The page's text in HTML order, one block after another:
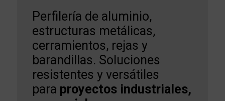
Perfilería de aluminio,
estructuras metálicas,
cerramientos, rejas y
barandillas. Soluciones
resistentes y versátiles
para proyectos industriales,